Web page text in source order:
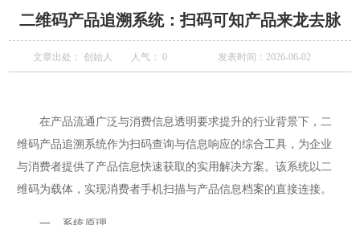
二维码产品追溯系统：扫码可知产品来龙去脉
文章出处： 创始人 人气： 0 发表时间：2026-06-02
在产品流通广泛与消费信息透明要求提升的行业背景下，二
维码产品追溯系统作为扫码查询与信息响应的综合工具，为企业
与消费者提供了产品信息快速获取的实用解决方案。该系统以二
维码为载体，实现消费者手机扫描与产品信息档案的直接连接。